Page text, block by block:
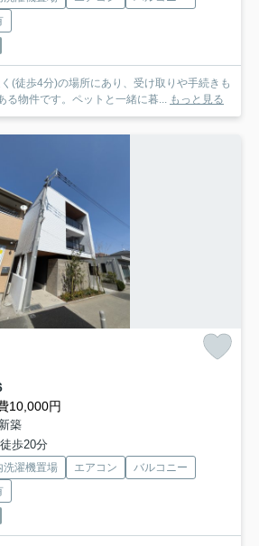
(徒歩4分)の場所にあり、受け取りや手続きも
る物件です。ペットと一緒に暮... もっと見る
10,000円
築
歩20分
洗濯機置場 エアコン
バルコニー